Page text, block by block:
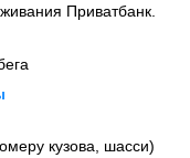
Приватбанк.
кузова, шасси)